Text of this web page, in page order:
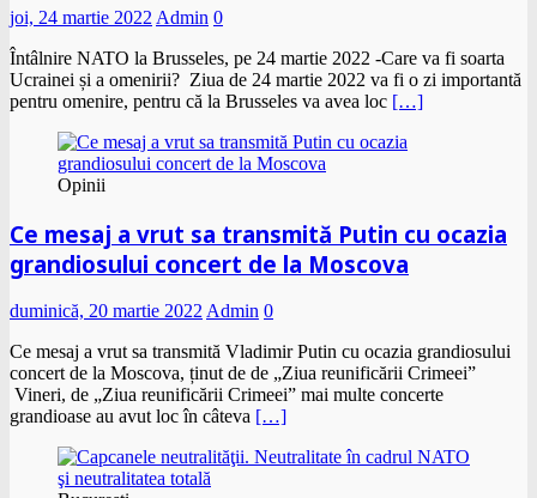
joi, 24 martie 2022 Admin 0
Întâlnire NATO la Brusseles, pe 24 martie 2022 -Care va fi soarta
Ucrainei și a omenirii? Ziua de 24 martie 2022 va fi o zi importantă
pentru omenire, pentru că la Brusseles va avea loc […]
Opinii
Ce mesaj a vrut sa transmită Putin cu ocazia
grandiosului concert de la Moscova
duminică, 20 martie 2022 Admin 0
Ce mesaj a vrut sa transmită Vladimir Putin cu ocazia grandiosului
concert de la Moscova, ținut de de „Ziua reunificării Crimeei”
Vineri, de „Ziua reunificării Crimeei” mai multe concerte
grandioase au avut loc în câteva […]